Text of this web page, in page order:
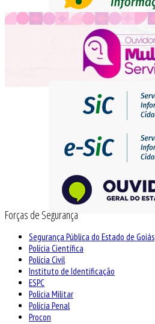
Forças de Segurança
Segurança Pública do Estado de Goiás
Polícia Científica
Polícia Civil
Instituto de Identificação
ESPC
Polícia Militar
Polícia Penal
Procon